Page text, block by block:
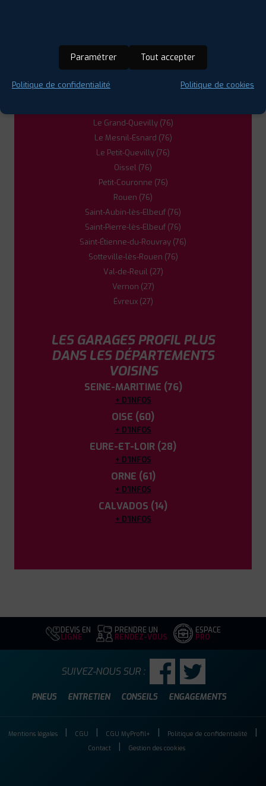
Darnétal (76)
Elbeuf (76)
Le Grand-Quevilly (76)
Le Mesnil-Esnard (76)
Le Petit-Quevilly (76)
Oissel (76)
Petit-Couronne (76)
Rouen (76)
Saint-Aubin-lès-Elbeuf (76)
Saint-Pierre-lès-Elbeuf (76)
Saint-Étienne-du-Rouvray (76)
Sotteville-lès-Rouen (76)
Val-de-Reuil (27)
Vernon (27)
Évreux (27)
LES GARAGES PROFIL PLUS
DANS LES DÉPARTEMENTS
VOISINS
SEINE-MARITIME (76)
+ D'INFOS
OISE (60)
+ D'INFOS
EURE-ET-LOIR (28)
+ D'INFOS
ORNE (61)
+ D'INFOS
CALVADOS (14)
+ D'INFOS
DEVIS EN
LIGNE
PRENDRE UN
RENDEZ-VOUS
ESPACE
PRO
PNEUS ENTRETIEN CONSEILS ENGAGEMENTS
SUIVEZ-NOUS SUR :
Mentions légales CGU CGU MyProfil+
Politique de confidentialité
Contact
Gestion des cookies
Paramétrer Tout accepter
Politique de confidentialité Politique de cookies